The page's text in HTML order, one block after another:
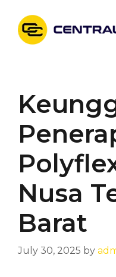
content
Nusa
Barat
July 30, 2025 by